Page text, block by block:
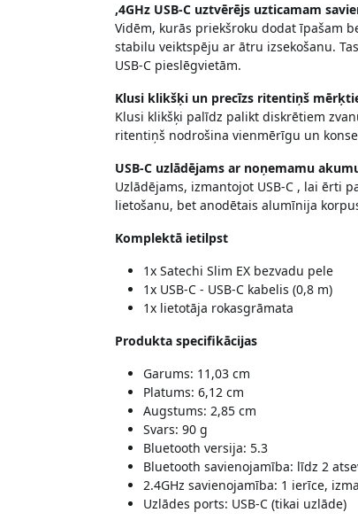
,4GHz USB-C uztvērējs uzticamam
Vidēm, kurās priekšroku dodat īpašam
stabilu veiktspēju ar ātru izsekošanu.
USB-C pieslēgvietām.
Klusi klikšķi un precīzs ritentiņš
Klusi klikšķi palīdz palikt diskrētiem
ritentiņš nodrošina vienmērīgu un
USB-C uzlādējams ar noņemamu
Uzlādējams, izmantojot USB-C , lai ērti
lietošanu, bet anodētais alumīnija
Komplektā ietilpst
1x Satechi Slim EX bezvadu pele
1x USB-C - USB-C kabelis (0,8 m)
1x lietotāja rokasgrāmata
Produkta specifikācijas
Garums: 11,03 cm
Platums: 6,12 cm
Augstums: 2,85 cm
Svars: 90 g
Bluetooth versija: 5.3
Bluetooth savienojamība: līdz 2
2.4GHz savienojamība: 1 ierīce,
Uzlādes ports: USB-C (tikai uzlāde)